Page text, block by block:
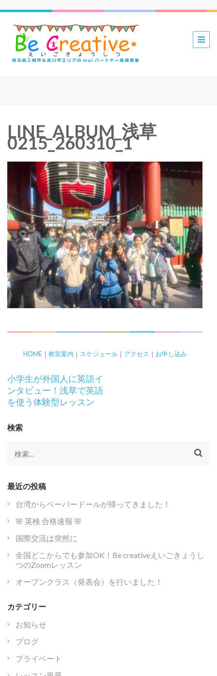
三郷 吉川
mpiパー
えいごき
ょうしつ
LINE_ALBUM_浅草
0215_260310_1
HOME｜ 教室案内 ｜ スケジュール｜ アクセス ｜ お申し込み
投
稿
ナ
ゲ
ー
シ
ョ
小学生が外国人に英語イ
ンタビュー！浅草で英語
を使う体験型レッスン
検索
検
最近の投稿
台湾からペーパードールが帰ってきました！
🌸 英検 合格速報 🌸
国際交流は突然に
全国どこからでも参加OK！Be creativeえいごきょうし
つのZoomレッスン
オープンクラス（発表会）を行いました！
カテゴリー
お知らせ
ブログ
プライベート